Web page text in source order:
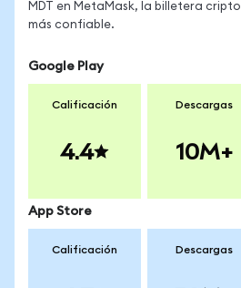
MDT en MetaMask, la billetera cripto
más confiable.
Google Play
Calificación
4.4
Descargas
10M+
App Store
Calificación Descargas